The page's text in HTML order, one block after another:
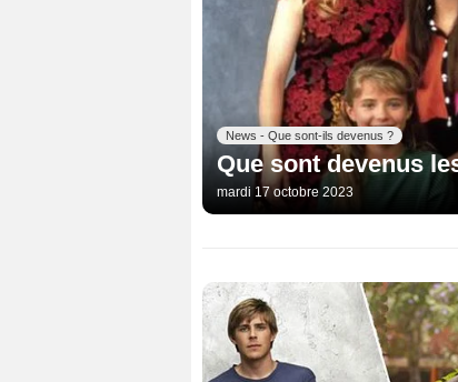
News - Que sont-ils devenus ?
Que sont devenus
mardi 17 octobre 2023